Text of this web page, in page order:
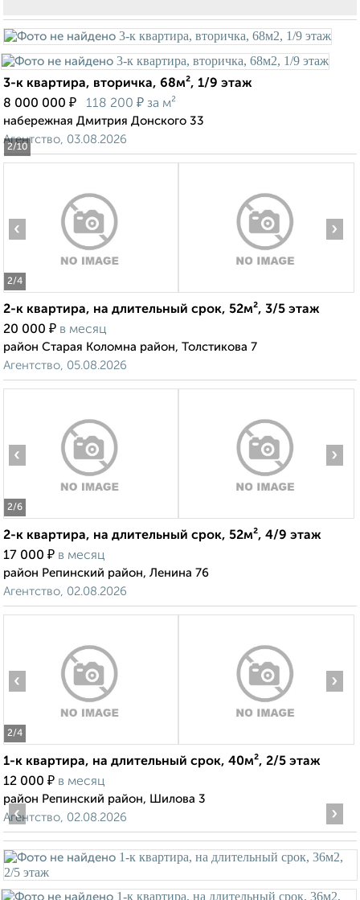
2/10
3-к квартира, вторичка, 68м², 1/9 этаж
8 000 000 ₽ 118 200 ₽ за м²
набережная Дмитрия Донского 33
Агентство, 03.08.2026
2/4
‹ ›
2-к квартира, на длительный срок, 52м², 3/5 этаж
20 000 ₽ в месяц
район Старая Коломна район, Толстикова 7
Агентство, 05.08.2026
2/6
‹ ›
2-к квартира, на длительный срок, 52м², 4/9 этаж
17 000 ₽ в месяц
район Репинский район, Ленина 76
Агентство, 02.08.2026
2/4
‹ ›
1-к квартира, на длительный срок, 40м², 2/5 этаж
12 000 ₽ в месяц
район Репинский район, Шилова 3
Агентство, 02.08.2026
‹ ›